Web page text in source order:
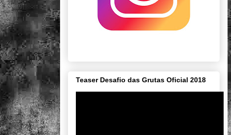
Teaser Desafio das Grutas Oficial 2018